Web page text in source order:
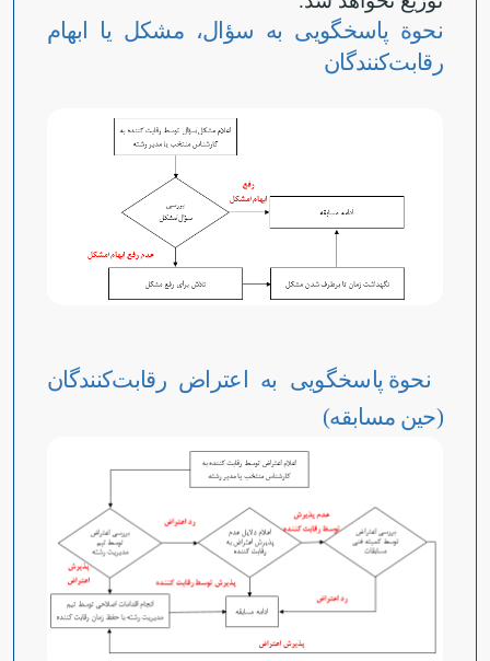
نحوة پاسخگویی به سؤال، مشکل یا ابهام
رقابت‌کنندگان
نحوة پاسخگویی به اعتراض رقابت‌کنندگان
(حین مسابقه)